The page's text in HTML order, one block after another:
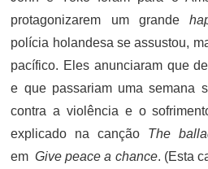
protagonizarem um grande
polícia holandesa se assustou,
pacífico. Eles anunciaram que
e que passariam uma semana
contra a violência e o
explicado na canção The
emGive peace a chance. (Esta